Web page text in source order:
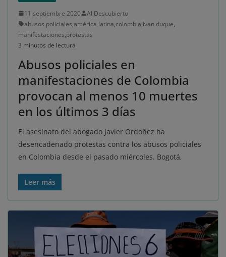
11 septiembre 2020
Al Descubierto
abusos policiales,américa latina,colombia,ivan duque,
manifestaciones,protestas
3 minutos de lectura
Abusos policiales en
manifestaciones de Colombia
provocan al menos 10 muertes
en los últimos 3 días
El asesinato del abogado Javier Ordoñez ha
desencadenado protestas contra los abusos policiales
en Colombia desde el pasado miércoles. Bogotá,
Leer más